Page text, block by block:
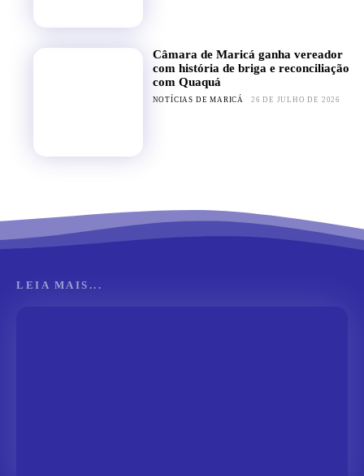
Câmara de Maricá ganha vereador
com história de briga e reconciliação
com Quaquá
NOTÍCIAS DE MARICÁ 26 DE JULHO DE 2026
LEIA MAIS...